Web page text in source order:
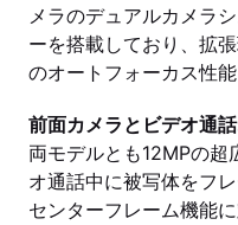
メラのデュアルカメラ
ーを搭載しており、拡
のオートフォーカス性能
前面カメラとビデオ通
両モデルとも12MPの
オ通話中に被写体をフ
センターフレーム機能